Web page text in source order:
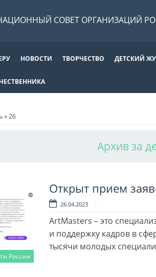
СОВЕТ ОРГАНИЗАЦИЙ
НОВОСТИ ТВОРЧЕСТВО ДЕТСКИЙ
»26
Архив за
России
Открыт прием
26.04.2023
ArtMasters – это
и поддержку кадров в
тысячи молодых